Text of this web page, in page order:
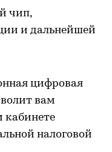
чип,
и дальнейшей
цифровая
вам
кабинете
налоговой